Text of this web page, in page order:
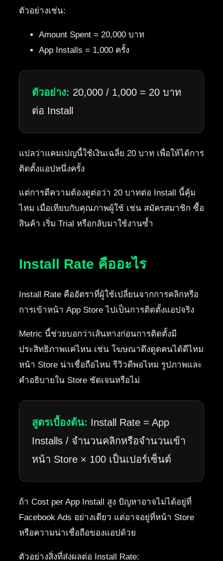
ตัวอย่างเช่น:
Amount Spent = 20,000 บาท
App Installs = 1,000 ครั้ง
ตัวอย่าง: 20,000 / 1,000 = 20 บาท
ต่อ Install
แปลว่าแคมเปญนี้ใช้เงินเฉลี่ย 20 บาท เพื่อให้ได้การ
ติดตั้งแอปหนึ่งครั้ง
แต่การตีความต้องดูต่อว่า 20 บาทต่อ Install นี้คุ้ม
ไหม เมื่อเทียบกับคุณภาพผู้ใช้ เช่น สมัครสมาชิก ซื้อ
สินค้า เริ่ม Trial หรือกลับมาใช้งานซ้ำ
Install Rate คืออะไร
Install Rate คืออัตราที่ผู้ใช้เปลี่ยนจากการคลิกหรือ
การเข้าหน้า App Store ไปเป็นการติดตั้งแอปจริง
Metric นี้ช่วยบอกว่าเส้นทางก่อนการติดตั้งมี
ประสิทธิภาพแค่ไหน เช่น โฆษณาดึงดูดคนได้ดีไหม
หน้า Store น่าเชื่อถือไหม รีวิวดีพอไหม รูปภาพและ
คำอธิบายใน Store ชัดเจนหรือไม่
สูตรเบื้องต้น: Install Rate = App
Installs / จำนวนคลิกหรือจำนวนเข้า
หน้า Store × 100 เป็นเปอร์เซ็นต์
ถ้า Cost per App Install สูง ปัญหาอาจไม่ได้อยู่ที่
Facebook Ads อย่างเดียว แต่อาจอยู่ที่หน้า Store
หรือความน่าเชื่อถือของแอปด้วย
ตัวอย่างสิ่งที่ส่งผลต่อ Install Rate: